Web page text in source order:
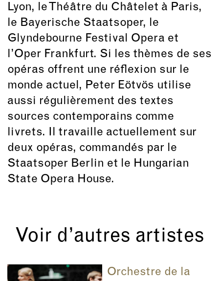
Lyon, le Théâtre du Châtelet à Paris,
le Bayerische Staatsoper, le
Glyndebourne Festival Opera et
l’Oper Frankfurt. Si les thèmes de ses
opéras offrent une réflexion sur le
monde actuel, Peter Eötvös utilise
aussi régulièrement des textes
sources contemporains comme
livrets. Il travaille actuellement sur
deux opéras, commandés par le
Staatsoper Berlin et le Hungarian
State Opera House.
Voir d’autres artistes
Orchestre de la